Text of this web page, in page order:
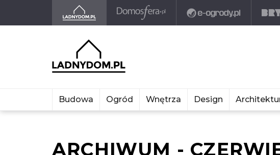
Budowa Ogród Wnętrza Design
ARCHIWUM -